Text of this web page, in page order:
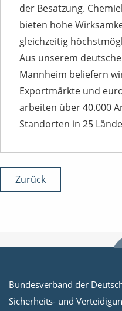
der Besatzung.
bieten hohe
gleichzeitig
Aus unserem
Mannheim beliefern
Exportmärkte und
arbeiten über 40.000
Standorten in 25
Zurück
Bundesverband der
Sicherheits- und